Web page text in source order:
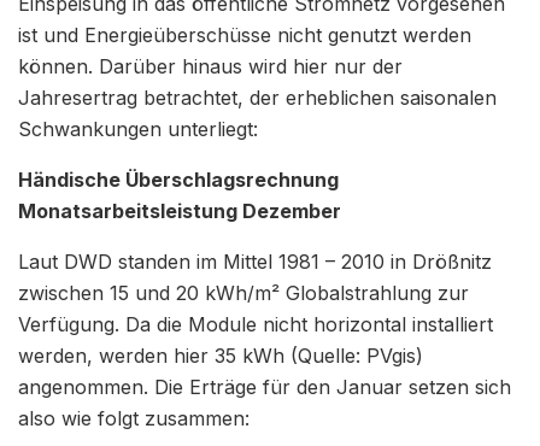
ist und Energieüberschüsse nicht genutzt werden
können. Darüber hinaus wird hier nur der
Jahresertrag betrachtet, der erheblichen saisonalen
Schwankungen unterliegt:
Händische Überschlagsrechnung
Monatsarbeitsleistung Dezember
Laut DWD standen im Mittel 1981 – 2010 in Drößnitz
zwischen 15 und 20 kWh/m² Globalstrahlung zur
Verfügung. Da die Module nicht horizontal installiert
werden, werden hier 35 kWh (Quelle: PVgis)
angenommen. Die Erträge für den Januar setzen sich
also wie folgt zusammen: